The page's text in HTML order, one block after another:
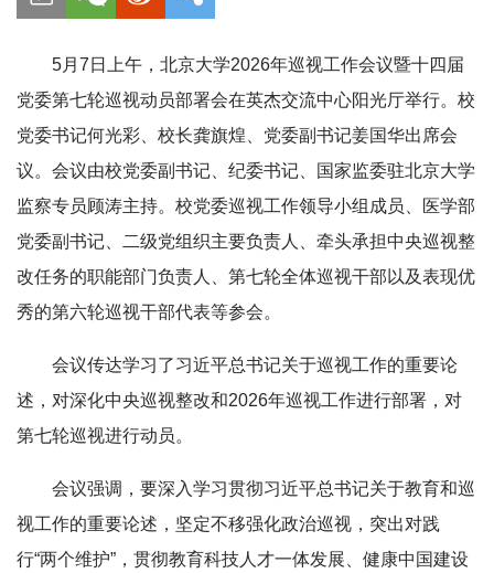
5月7日上午，北京大学2026年巡视工作会议暨十四届
党委第七轮巡视动员部署会在英杰交流中心阳光厅举行。校
党委书记何光彩、校长龚旗煌、党委副书记姜国华出席会
议。会议由校党委副书记、纪委书记、国家监委驻北京大学
监察专员顾涛主持。校党委巡视工作领导小组成员、医学部
党委副书记、二级党组织主要负责人、牵头承担中央巡视整
改任务的职能部门负责人、第七轮全体巡视干部以及表现优
秀的第六轮巡视干部代表等参会。
会议传达学习了习近平总书记关于巡视工作的重要论
述，对深化中央巡视整改和2026年巡视工作进行部署，对
第七轮巡视进行动员。
会议强调，要深入学习贯彻习近平总书记关于教育和巡
视工作的重要论述，坚定不移强化政治巡视，突出对践
行“两个维护”，贯彻教育科技人才一体发展、健康中国建设